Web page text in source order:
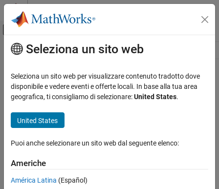
Vai al contenuto
Attiva/disattiva menu di navigazione
Risorsa
Stato
Contenuto principale
Seleziona un sito web
Seleziona un sito web per visualizzare contenuto tradotto dove
disponibile e vedere eventi e offerte locali. In base alla tua area
geografica, ti consigliamo di selezionare:United States.
United States
Puoi anche selezionare un sito web dal seguente elenco:
Americhe
América Latina (Español)